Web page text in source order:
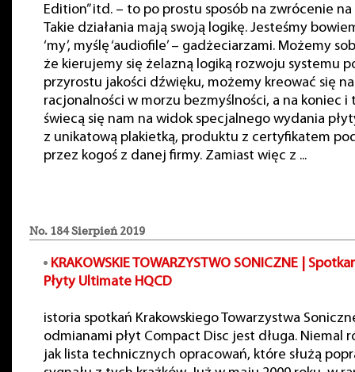
Edition” itd. – to po prostu sposób na zwrócenie
Takie działania mają swoją logikę. Jesteśmy
‘my’, myślę ‘audiofile’ – gadżeciarzami. Możemy
że kierujemy się żelazną logiką rozwoju systemu
przyrostu jakości dźwięku, możemy kreować się
racjonalności w morzu bezmyślności, a na koniec i
świecą się nam na widok specjalnego wydania
z unikatową plakietką, produktu z certyfikatem
przez kogoś z danej firmy. Zamiast więc z ...
No. 184 Sierpień 2019
KRAKOWSKIE TOWARZYSTWO SONICZNE |
Płyty Ultimate HQCD
istoria spotkań Krakowskiego Towarzystwa
odmianami płyt Compact Disc jest długa. Niemal
jak lista technicznych opracowań, które służą